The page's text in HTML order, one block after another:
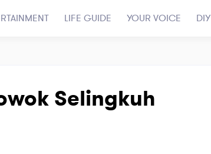
LIFE GUIDE YOUR VOICE DIY
Selingkuh